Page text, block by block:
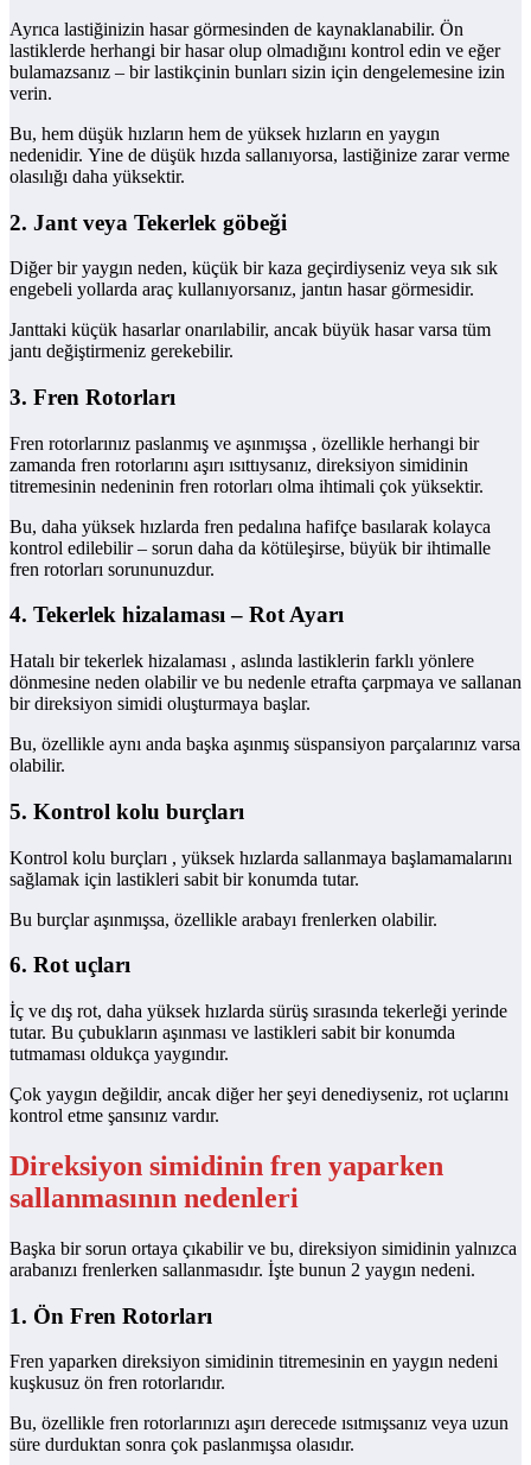
Ayrıca lastiğinizin hasar görmesinden de kaynaklanabilir. Ön
lastiklerde herhangi bir hasar olup olmadığını kontrol edin ve eğer
bulamazsanız – bir lastikçinin bunları sizin için dengelemesine izin
verin.
Bu, hem düşük hızların hem de yüksek hızların en yaygın
nedenidir. Yine de düşük hızda sallanıyorsa, lastiğinize zarar verme
olasılığı daha yüksektir.
2. Jant veya Tekerlek göbeği
Diğer bir yaygın neden, küçük bir kaza geçirdiyseniz veya sık sık
engebeli yollarda araç kullanıyorsanız, jantın hasar görmesidir.
Janttaki küçük hasarlar onarılabilir, ancak büyük hasar varsa tüm
jantı değiştirmeniz gerekebilir.
3. Fren Rotorları
Fren rotorlarınız paslanmış ve aşınmışsa , özellikle herhangi bir
zamanda fren rotorlarını aşırı ısıttıysanız, direksiyon simidinin
titremesinin nedeninin fren rotorları olma ihtimali çok yüksektir.
Bu, daha yüksek hızlarda fren pedalına hafifçe basılarak kolayca
kontrol edilebilir – sorun daha da kötüleşirse, büyük bir ihtimalle
fren rotorları sorununuzdur.
4. Tekerlek hizalaması – Rot Ayarı
Hatalı bir tekerlek hizalaması , aslında lastiklerin farklı yönlere
dönmesine neden olabilir ve bu nedenle etrafta çarpmaya ve sallanan
bir direksiyon simidi oluşturmaya başlar.
Bu, özellikle aynı anda başka aşınmış süspansiyon parçalarınız varsa
olabilir.
5. Kontrol kolu burçları
Kontrol kolu burçları , yüksek hızlarda sallanmaya başlamamalarını
sağlamak için lastikleri sabit bir konumda tutar.
Bu burçlar aşınmışsa, özellikle arabayı frenlerken olabilir.
6. Rot uçları
İç ve dış rot, daha yüksek hızlarda sürüş sırasında tekerleği yerinde
tutar. Bu çubukların aşınması ve lastikleri sabit bir konumda
tutmaması oldukça yaygındır.
Çok yaygın değildir, ancak diğer her şeyi denediyseniz, rot uçlarını
kontrol etme şansınız vardır.
Direksiyon simidinin fren yaparken
sallanmasının nedenleri
Başka bir sorun ortaya çıkabilir ve bu, direksiyon simidinin yalnızca
arabanızı frenlerken sallanmasıdır. İşte bunun 2 yaygın nedeni.
1. Ön Fren Rotorları
Fren yaparken direksiyon simidinin titremesinin en yaygın nedeni
kuşkusuz ön fren rotorlarıdır.
Bu, özellikle fren rotorlarınızı aşırı derecede ısıtmışsanız veya uzun
süre durduktan sonra çok paslanmışsa olasıdır.